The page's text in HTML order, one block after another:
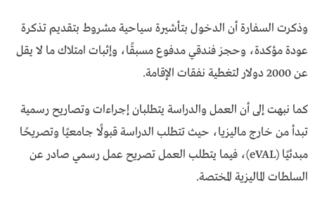
وذكرت السفارة أن الدخول بتأشيرة سياحية مشروط بتقديم تذكرة
عودة مؤكدة، وحجز فندقي مدفوع مسبقًا، وإثبات امتلاك ما لا يقل
عن 2000 دولار لتغطية نفقات الإقامة.
كما نبهت إلى أن العمل والدراسة يتطلبان إجراءات وتصاريح رسمية
تبدأ من خارج ماليزيا، حيث تتطلب الدراسة قبولًا جامعيًا وتصريحًا
مبدئيًا (eVAL)، فيما يتطلب العمل تصريح عمل رسمي صادر عن
السلطات الماليزية المختصة.